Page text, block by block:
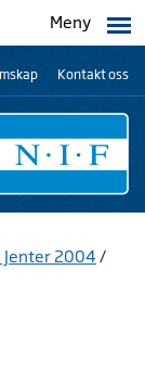
Meny
Kontakt oss
Jenter 2004 /